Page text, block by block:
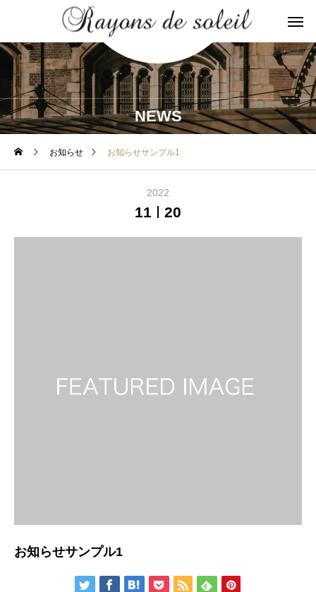
NEWS
お知らせ お知らせサンプル1
2022
11 20
お知らせサンプル1